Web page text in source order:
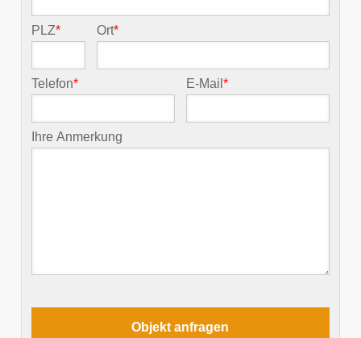
PLZ* Ort*
Telefon* E-Mail*
Ihre Anmerkung